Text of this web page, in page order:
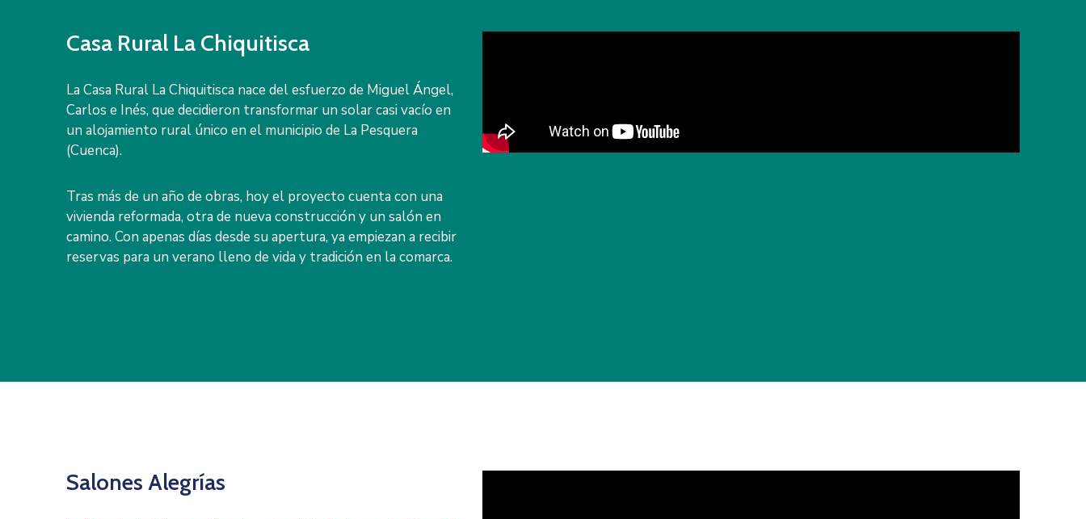
Casa Rural La Chiquitisca
La Casa Rural La Chiquitisca nace del esfuerzo de Miguel Ángel,
Carlos e Inés, que decidieron transformar un solar casi vacío en
un alojamiento rural único en el municipio de La Pesquera
(Cuenca).
Tras más de un año de obras, hoy el proyecto cuenta con una
vivienda reformada, otra de nueva construcción y un salón en
camino. Con apenas días desde su apertura, ya empiezan a recibir
reservas para un verano lleno de vida y tradición en la comarca.
Salones Alegrías